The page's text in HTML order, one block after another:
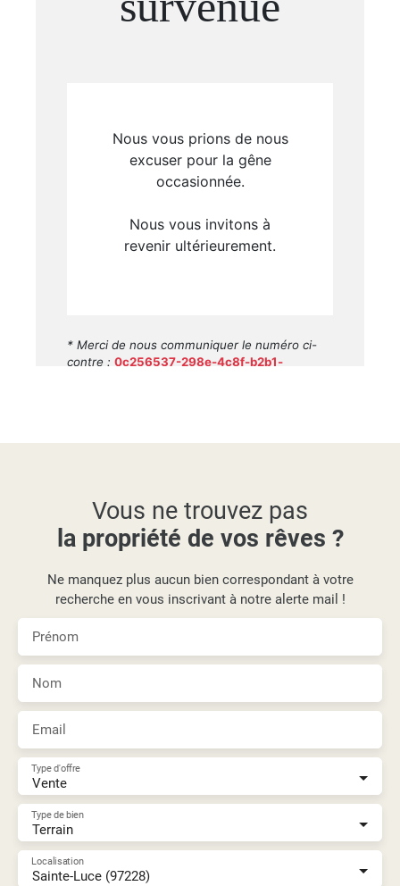
Vous ne trouvez pas
la propriété de vos rêves ?
Ne manquez plus aucun bien correspondant à votre
recherche en vous inscrivant à notre alerte mail !
Prénom
Nom
Email
Vente
Type d'offre
Terrain
Type de bien
Sainte-Luce (97228)
Localisation